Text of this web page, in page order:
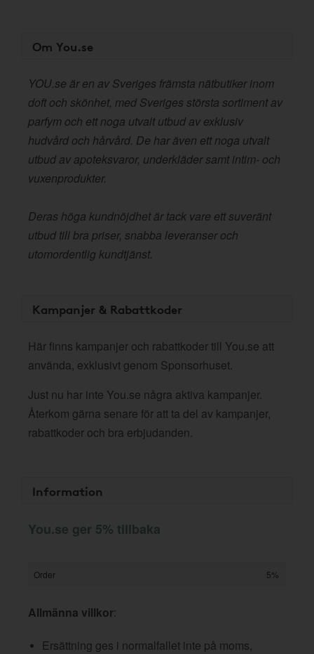
Om You.se
YOU.se är en av Sveriges främsta nätbutiker inom
doft och skönhet, med Sveriges största sortiment av
parfym och ett noga utvalt utbud av exklusiv
hudvård och hårvård. De har även ett noga utvalt
utbud av apoteksvaror, underkläder samt intim- och
vuxenprodukter.
Deras höga kundnöjdhet är tack vare ett suveränt
utbud till bra priser, snabba leveranser och
utomordentlig kundtjänst.
Kampanjer & Rabattkoder
Här finns kampanjer och rabattkoder till You.se att
använda, exklusivt genom Sponsorhuset.
Just nu har inte You.se några aktiva kampanjer.
Återkom gärna senare för att ta del av kampanjer,
rabattkoder och bra erbjudanden.
Information
You.se ger 5% tillbaka
Order 5%
Allmänna villkor:
Ersättning ges i normalfallet inte på moms,